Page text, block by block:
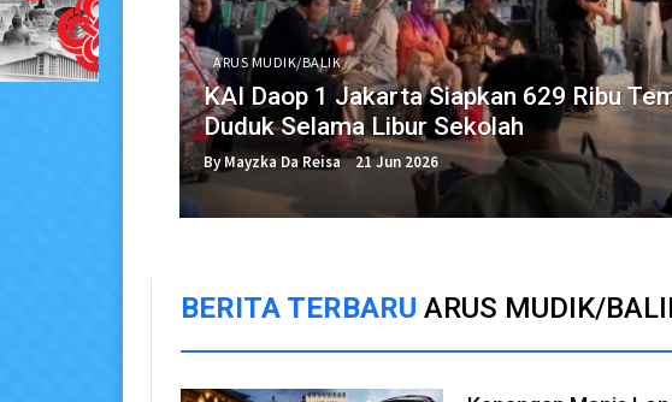
ARUS MUDIK/BALIK
KAI Daop 1 Jakarta Siapkan 629 Ribu
Duduk Selama Libur Sekolah
By Mayzka Da Reisa 21 Jun 2026
BERITA TERBARU ARUS MUDIK/